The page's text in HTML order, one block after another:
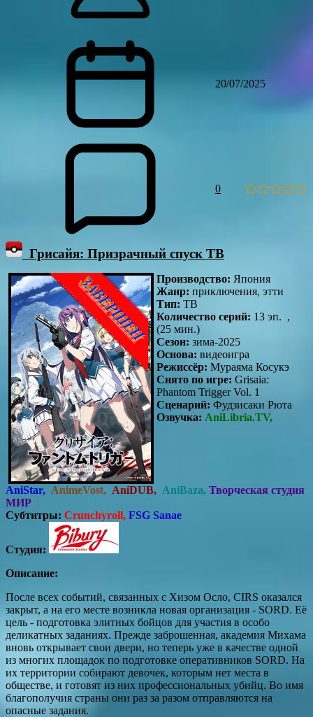
20/07/2025
0
Грисайя: Призрачный спуск ТВ
Производство: Япония
Жанр: приключения, этти
Тип: ТВ
Количество серий: 13 эп. ,
(25 мин.)
Сезон: зима-2025
Основа: видеоигра
Режиссёр: Мураяма Косукэ
Снято по игре: Grisaia:
Phantom Trigger Vol. 1
Сценарий: Фудзисаки Рюта
Озвучка: AniLibria.TV,
AniStar, AnimeVost, AniDUB, AniBaza, Творческая студия
МИР
Субтитры: Crunchyroll, FSG Sanae
Студия:
Описание:
После всех событий, связанных с Хизом Осло, CIRS оказался
закрыт, а на его месте возникла новая организация - SORD. Её
цель - подготовка элитных бойцов для участия в особо
деликатных заданиях. Прежде заброшенная, академия Михама
вновь открывает свои двери, но теперь уже в качестве одной
из многих площадок по подготовке оперативников SORD. На
их территории собирают девочек, которым нет места в
обществе, и готовят из них профессиональных убийц. Во имя
благополучия страны они раз за разом отправляются на
опасные задания.